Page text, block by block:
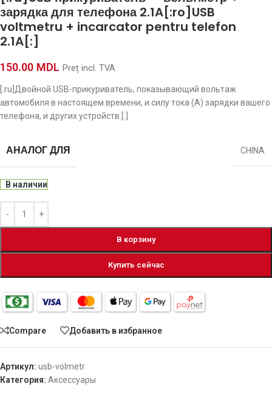
зарядка для телефона 2.1A[:ro]USB
voltmetru + incarcator pentru telefon
2.1A[:]
150.00 MDL Preț incl. TVA
[:ru]Двойной USB-прикуриватель, показывающий вольтаж
автомобиля в настоящем времени, и силу тока (A) зарядки вашего
телефона, и других устройств.[:]
АНАЛОГ ДЛЯ CHINA
В наличии
В корзину
Купить сейчас
Compare Добавить в избранное
Артикул: usb-volmetr
Категория: Аксессуары